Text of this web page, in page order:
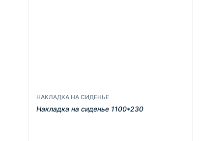
НАКЛАДКА НА СИДЕНЬЕ
Накладка на сиденье 1100*230